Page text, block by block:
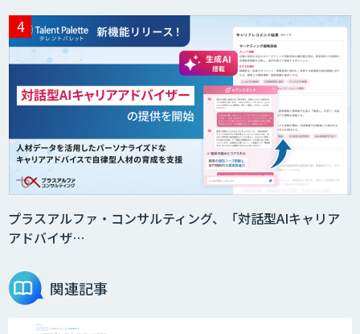
スクレイプPro
SAT
DX推進のパートナーに「ジンベイ 生成
AI・DXコンサルティング」
プラスアルファ・コンサルティング、「対話型AIキャリア
アドバイザ…
関連記事